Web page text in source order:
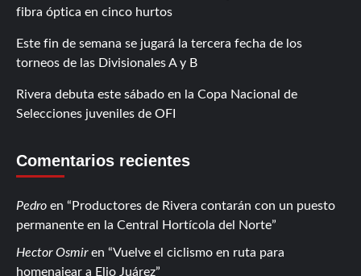
fibra óptica en cinco hurtos
Este fin de semana se jugará la tercera fecha de los
torneos de las Divisionales A y B
Rivera debuta este sábado en la Copa Nacional de
Selecciones juveniles de OFI
Comentarios recientes
Pedro en
Productores de Rivera contarán con un puesto
permanente en la Central Hortícola del Norte
Hector Osmiren
Vuelve el ciclismo en ruta para
homenajear a Elio Juárez